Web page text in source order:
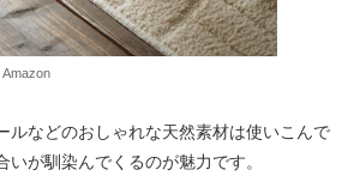
ルなどのおしゃれな天然素材は使いこんで
いが馴染んでくるのが魅力です。